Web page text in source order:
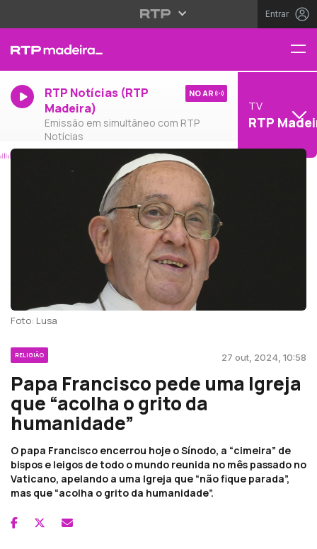
Entrar
RTP Notícias (RTP
Madeira)
Emissão em simultâneo com RTP
Notícias
NO AR
TV
RTP
Foto: Lusa
RELIGIÃO 27 out, 2024, 10:58
Papa Francisco pede uma Igreja
que “acolha o grito da
humanidade”
O papa Francisco encerrou hoje o Sínodo, a “cimeira” de
bispos e leigos de todo o mundo reunida no mês passado no
Vaticano, apelando a uma Igreja que “não fique parada”,
mas que “acolha o grito da humanidade”.